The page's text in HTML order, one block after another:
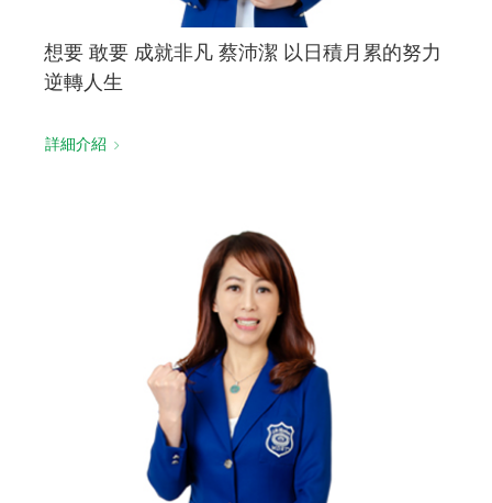
想要 敢要 成就非凡 蔡沛潔 以日積月累的努力
逆轉人生
詳細介紹